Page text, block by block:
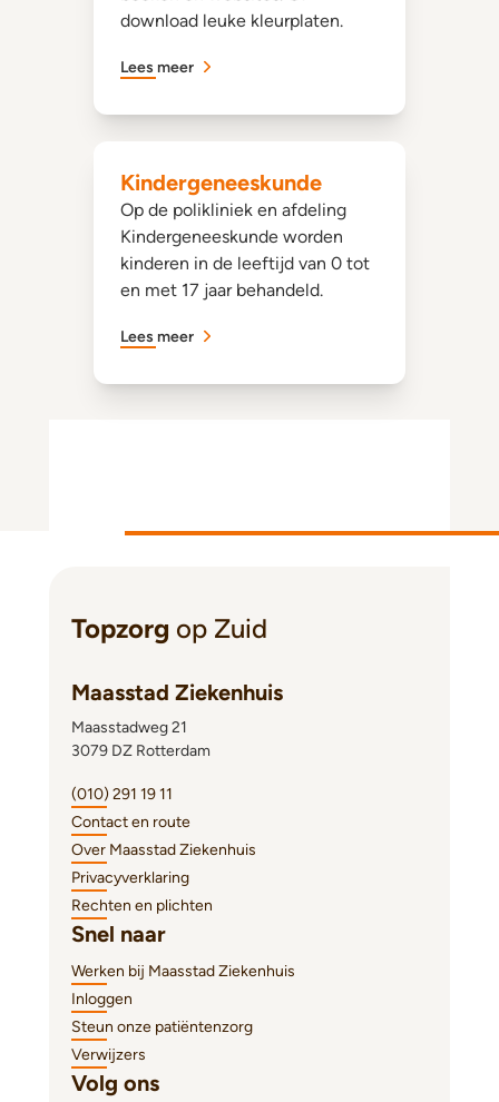
download leuke kleurplaten.
Lees meer
Kindergeneeskunde
Op de polikliniek en afdeling
Kindergeneeskunde worden
kinderen in de leeftijd van 0 tot
en met 17 jaar behandeld.
Lees meer
Topzorg op Zuid
Maasstad Ziekenhuis
Maasstadweg 21
3079 DZ Rotterdam
(010) 291 19 11
Contact en route
Over Maasstad Ziekenhuis
Privacyverklaring
Rechten en plichten
Snel naar
Werken bij Maasstad Ziekenhuis
Inloggen
Steun onze patiëntenzorg
Verwijzers
Volg ons